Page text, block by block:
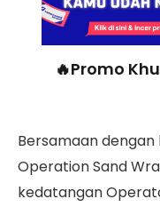
🔥Promo
Bersamaan
Operation Sand
kedatangan